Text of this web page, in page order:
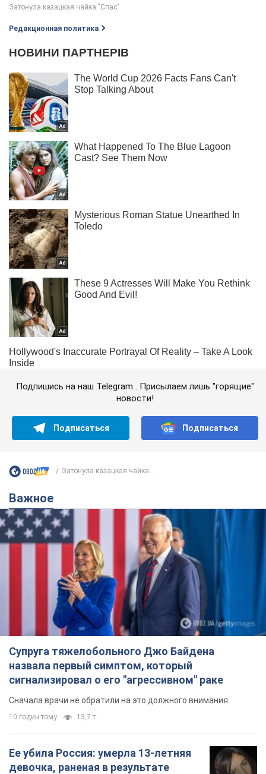
Редакционная политика
Подпишись на наш Telegram . Присылаем лишь "горящие"
новости!
Подписаться Подписаться
Затонула казацкая чайка...
Важное
Супруга тяжелобольного Джо Байдена
назвала первый симптом, который
сигнализировал о его "агрессивном" раке
Сначала врачи не обратили на это должного внимания
10 годин тому 13,7 т.
Ее убила Россия: умерла 13-летняя
девочка, раненая в результате